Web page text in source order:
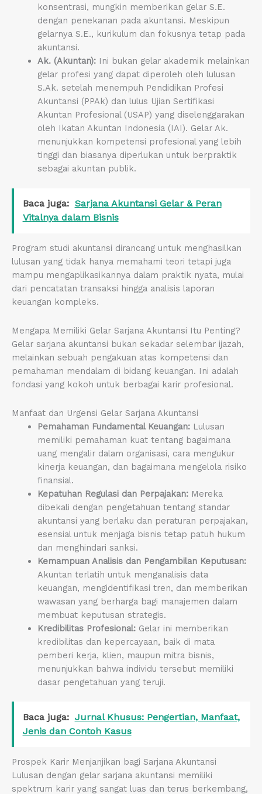
konsentrasi, mungkin memberikan gelar S.E.
dengan penekanan pada akuntansi. Meskipun
gelarnya S.E., kurikulum dan fokusnya tetap pada
akuntansi.
Ak. (Akuntan):Ini bukan gelar akademik melainkan
gelar profesi yang dapat diperoleh oleh lulusan
S.Ak. setelah menempuh Pendidikan Profesi
Akuntansi (PPAk) dan lulus Ujian Sertifikasi
Akuntan Profesional (USAP) yang diselenggarakan
oleh Ikatan Akuntan Indonesia (IAI). Gelar Ak.
menunjukkan kompetensi profesional yang lebih
tinggi dan biasanya diperlukan untuk berpraktik
sebagai akuntan publik.
Baca juga: Sarjana Akuntansi Gelar & Peran
Vitalnya dalam Bisnis
Program studi akuntansi dirancang untuk menghasilkan
lulusan yang tidak hanya memahami teori tetapi juga
mampu mengaplikasikannya dalam praktik nyata, mulai
dari pencatatan transaksi hingga analisis laporan
keuangan kompleks.
Mengapa Memiliki Gelar Sarjana Akuntansi Itu Penting?
Gelar sarjana akuntansi bukan sekadar selembar ijazah,
melainkan sebuah pengakuan atas kompetensi dan
pemahaman mendalam di bidang keuangan. Ini adalah
fondasi yang kokoh untuk berbagai karir profesional.
Manfaat dan Urgensi Gelar Sarjana Akuntansi
Pemahaman Fundamental Keuangan:Lulusan
memiliki pemahaman kuat tentang bagaimana
uang mengalir dalam organisasi, cara mengukur
kinerja keuangan, dan bagaimana mengelola risiko
finansial.
Kepatuhan Regulasi dan Perpajakan:Mereka
dibekali dengan pengetahuan tentang standar
akuntansi yang berlaku dan peraturan perpajakan,
esensial untuk menjaga bisnis tetap patuh hukum
dan menghindari sanksi.
Kemampuan Analisis dan Pengambilan Keputusan:
Akuntan terlatih untuk menganalisis data
keuangan, mengidentifikasi tren, dan memberikan
wawasan yang berharga bagi manajemen dalam
membuat keputusan strategis.
Kredibilitas Profesional:Gelar ini memberikan
kredibilitas dan kepercayaan, baik di mata
pemberi kerja, klien, maupun mitra bisnis,
menunjukkan bahwa individu tersebut memiliki
dasar pengetahuan yang teruji.
Baca juga: Jurnal Khusus: Pengertian, Manfaat,
Jenis dan Contoh Kasus
Prospek Karir Menjanjikan bagi Sarjana Akuntansi
Lulusan dengan gelar sarjana akuntansi memiliki
spektrum karir yang sangat luas dan terus berkembang,